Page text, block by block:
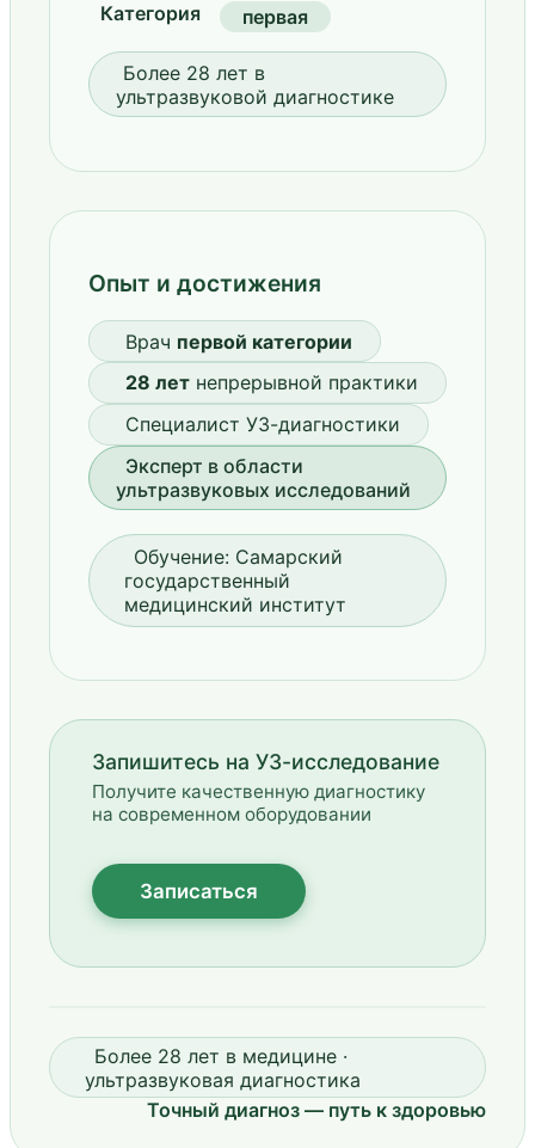
Категория
первая
Более 28 лет в
ультразвуковой диагностике
Опыт и достижения
Врач первой категории
28 лет непрерывной практики
Специалист УЗ-диагностики
Эксперт в области
ультразвуковых исследований
Обучение: Самарский
государственный
медицинский институт
Запишитесь на УЗ-исследование
Получите качественную диагностику
на современном оборудовании
Записаться
Более 28 лет в медицине ·
ультразвуковая диагностика
Точный диагноз — путь к здоровью